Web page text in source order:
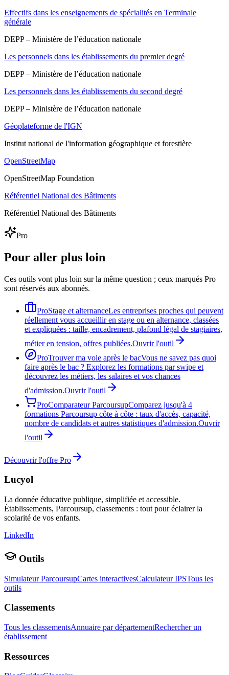
Effectifs dans les enseignements de spécialités en Terminale
générale
DEPP – Ministère de l’éducation nationale
Les personnels dans les établissements du premier degré
DEPP – Ministère de l’éducation nationale
Les personnels dans les établissements du second degré
DEPP – Ministère de l’éducation nationale
Géoplateforme de l'IGN
Institut national de l'information géographique et forestière
OpenStreetMap
OpenStreetMap Foundation
Référentiel National des Bâtiments
Référentiel National des Bâtiments
Pro
Pour aller plus loin
Ces outils vont plus loin sur la même question ; ceux marqués Pro
sont réservés aux abonnés.
ProStage et alternanceLes entreprises proches qui peuvent
réellement vous accueillir en stage ou en alternance, classées
et expliquées : taille, encadrement, plafond légal de stagiaires,
métier en tension, offres publiées.Ouvrir l'outil
ProTrouver ma voie après le bacVous ne savez pas quoi
faire après le bac ? Explorez les formations par swipe et
découvrez les métiers, les salaires et vos chances
d'admission.Ouvrir l'outil
ProComparateur ParcoursupComparez jusqu'à 4
formations Parcoursup côte à côte : taux d'accès, capacité,
nombre de candidats et autres statistiques d'admission.Ouvrir
l'outil
Découvrir l'offre Pro
Lucyol
La donnée éducative publique, simplifiée et accessible.
Établissements, Parcoursup, classements : tout pour éclairer la
scolarité de vos enfants.
LinkedIn
Outils
Simulateur ParcoursupCartes interactivesCalculateur IPSTous les
outils
Classements
Tous les classementsAnnuaire par départementRechercher un
établissement
Ressources